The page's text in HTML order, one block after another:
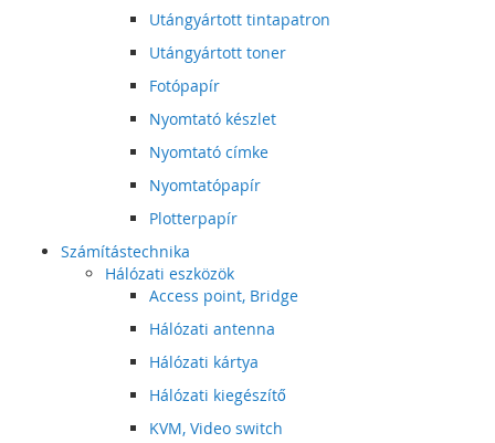
Utángyártott tintapatron
Utángyártott toner
Fotópapír
Nyomtató készlet
Nyomtató címke
Nyomtatópapír
Plotterpapír
Számítástechnika
Hálózati eszközök
Access point, Bridge
Hálózati antenna
Hálózati kártya
Hálózati kiegészítő
KVM, Video switch